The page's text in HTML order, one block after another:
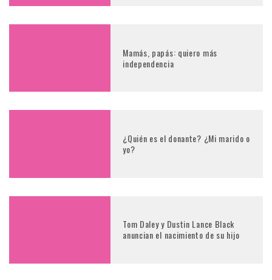
Mamás, papás: quiero más
independencia
¿Quién es el donante? ¿Mi marido o
yo?
Tom Daley y Dustin Lance Black
anuncian el nacimiento de su hijo